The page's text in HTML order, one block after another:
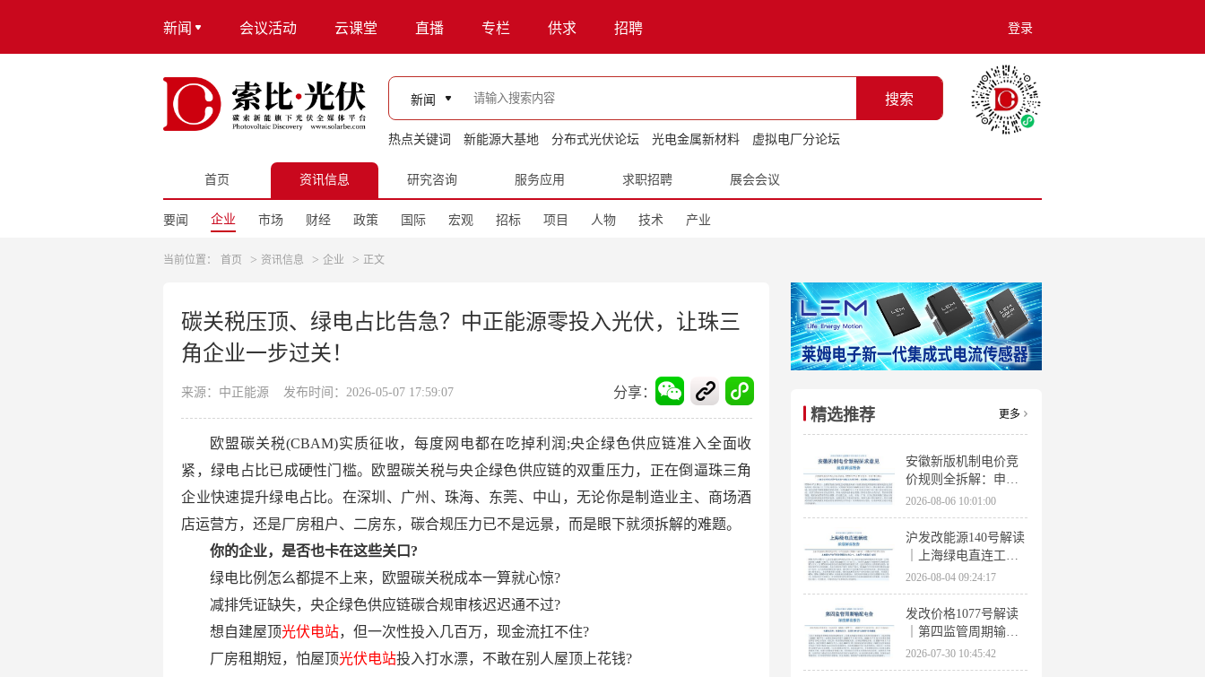
新闻 会议活动 云课堂 直播 专栏 供求 招聘 登录
新闻 搜索
热点关键词 新能源大基地 分布式光伏论坛 光电金属新材料 虚拟电厂分论坛
首页 资讯信息 研究咨询 服务应用 求职招聘 展会会议
要闻 企业 市场 财经 政策 国际 宏观 招标 项目 人物 技术 产业
当前位置： 首页 > 资讯信息 > 企业 > 正文
碳关税压顶、绿电占比告急？中正能源零投入光伏，让珠三
角企业一步过关！
来源：中正能源 发布时间：2026-05-07 17:59:07 分享：
欧盟碳关税(CBAM)实质征收，每度网电都在吃掉利润;央企绿色供应链准入全面收
紧，绿电占比已成硬性门槛。欧盟碳关税与央企绿色供应链的双重压力，正在倒逼珠三角
企业快速提升绿电占比。在深圳、广州、珠海、东莞、中山，无论你是制造业主、商场酒
店运营方，还是厂房租户、二房东，碳合规压力已不是远景，而是眼下就须拆解的难题。
你的企业，是否也卡在这些关口?
绿电比例怎么都提不上来，欧盟碳关税成本一算就心惊?
减排凭证缺失，央企绿色供应链碳合规审核迟迟通不过?
想自建屋顶光伏电站，但一次性投入几百万，现金流扛不住?
厂房租期短，怕屋顶光伏电站投入打水漂，不敢在别人屋顶上花钱?
精选推荐 更多
安徽新版机制电价竞
价规则全拆解：申报
条件、保函罚则、出
清机制、聚合商门槛
2026-08-06 10:01:00
沪发改能源140号解读
｜上海绿电直连工作
方案 申报条件、源荷
指标、场景优先级全
梳理
2026-08-04 09:24:17
发改价格1077号解读
｜第四监管周期输配
电价落地 电量电价下
调容量电价上调
2026-07-30 10:45:42